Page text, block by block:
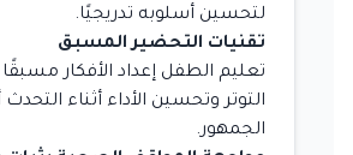
لتحسين أسلوبه تدريجيًا.
تقنيات التحضير المسبق
تعليم الطفل إعداد الأفكار
التوتر وتحسين الأداء أثناء التحدث
الجمهور.